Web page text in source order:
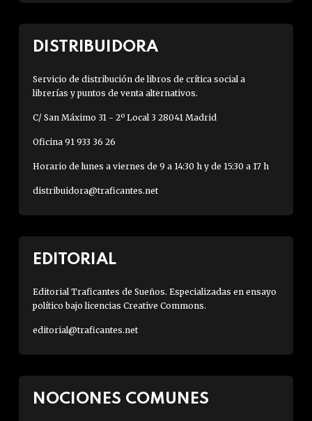
DISTRIBUIDORA
Servicio de distribución de libros de crítica social a
librerías y puntos de venta alternativos.
C/ San Máximo 31 - 2º Local 3 28041 Madrid
Oficina 91 933 36 26
Horario de lunes a viernes de 9 a 14:30 h y de 15:30 a 17 h
distribuidora@traficantes.net
EDITORIAL
Editorial Traficantes de Sueños. Especializadas en ensayo
político bajo licencias Creative Commons.
editorial@traficantes.net
NOCIONES COMUNES